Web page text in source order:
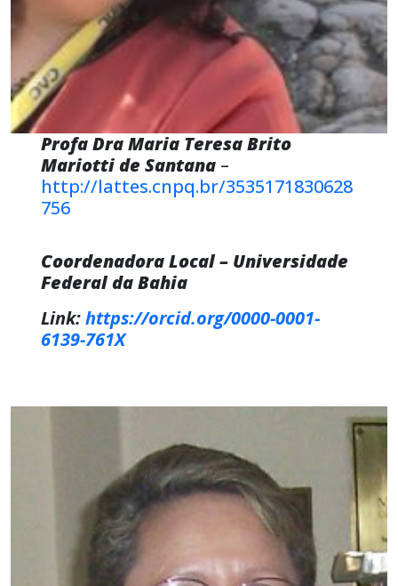
Profa Dra Maria Teresa Brito
Mariotti de Santana–
http://lattes.cnpq.br/3535171830628
756
Coordenadora Local– Universidade
Federal da Bahia
Link:https://orcid.org/0000-0001-
6139-761X